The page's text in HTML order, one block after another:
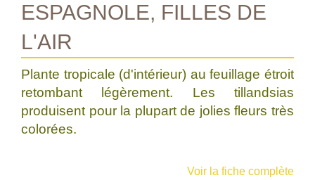
ESPAGNOLE, FILLES DE
L'AIR
Plante tropicale (d'intérieur) au feuillage étroit
retombant légèrement. Les tillandsias
produisent pour la plupart de jolies fleurs très
colorées.
Voir la fiche complète